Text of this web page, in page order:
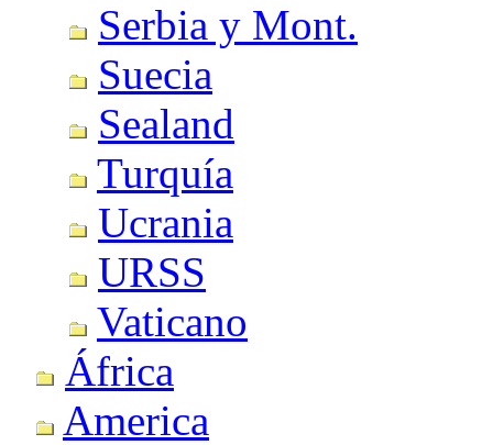
Serbia y Mont.
Suecia
Sealand
Turquía
Ucrania
URSS
Vaticano
África
America